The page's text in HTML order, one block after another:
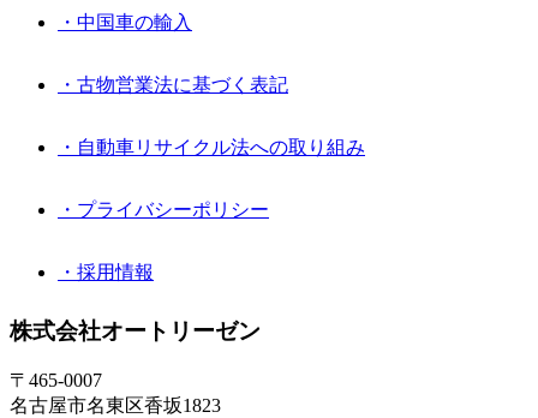
・中国車の輸入
・古物営業法に基づく表記
・自動車リサイクル法への取り組み
・プライバシーポリシー
・採用情報
株式会社オートリーゼン
〒465-0007
名古屋市名東区香坂1823